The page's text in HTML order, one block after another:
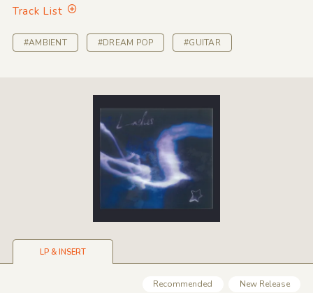
Track List
#AMBIENT #DREAM POP #GUITAR
LP & INSERT
Recommended New Release